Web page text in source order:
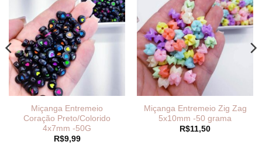
Miçanga Entremeio
Coração Preto/Colorido
4x7mm -50G
R$9,99
Miçanga Entremeio Zig Zag
5x10mm -50 grama
R$11,50